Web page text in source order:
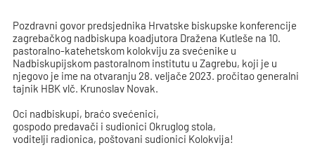
Pozdravni govor predsjednika Hrvatske biskupske konferencije
zagrebačkog nadbiskupa koadjutora Dražena Kutleše na 10.
pastoralno-katehetskom kolokviju za svećenike u
Nadbiskupijskom pastoralnom institutu u Zagrebu, koji je u
njegovo je ime na otvaranju 28. veljače 2023. pročitao generalni
tajnik HBK vlč. Krunoslav Novak.
Oci nadbiskupi, braćo svećenici,
gospodo predavači i sudionici Okruglog stola,
voditelji radionica, poštovani sudionici Kolokvija!